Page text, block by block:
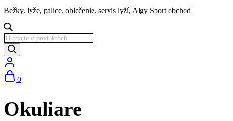
Bežky, lyže, palice, oblečenie, servis lyží, Algy Sport obchod
Products
search
0
Okuliare